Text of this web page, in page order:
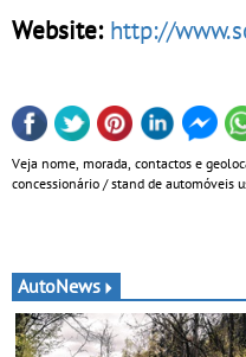
Website: http://
Veja nome, morada, contactos e
concessionário / stand de automóveis
AutoNews